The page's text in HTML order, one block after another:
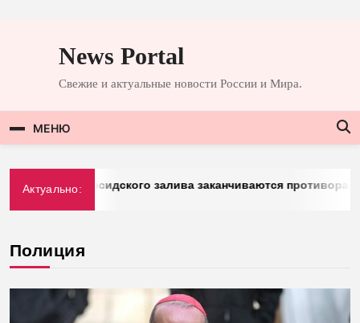
содержимомуNews Portal
Свежие и актуальные новости России и Мира.
МЕНЮ
Актуально:
у стран Персидского залива заканчиваются
Полиция